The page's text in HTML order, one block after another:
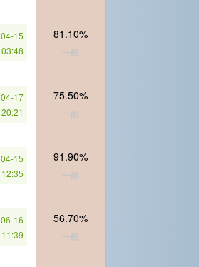
04-15
03:48
81.10%
一般
04-17
20:21
75.50%
一般
04-15
12:35
91.90%
一般
06-16
11:39
56.70%
一般